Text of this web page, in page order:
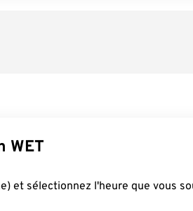
WET
et sélectionnez l'heure que vous